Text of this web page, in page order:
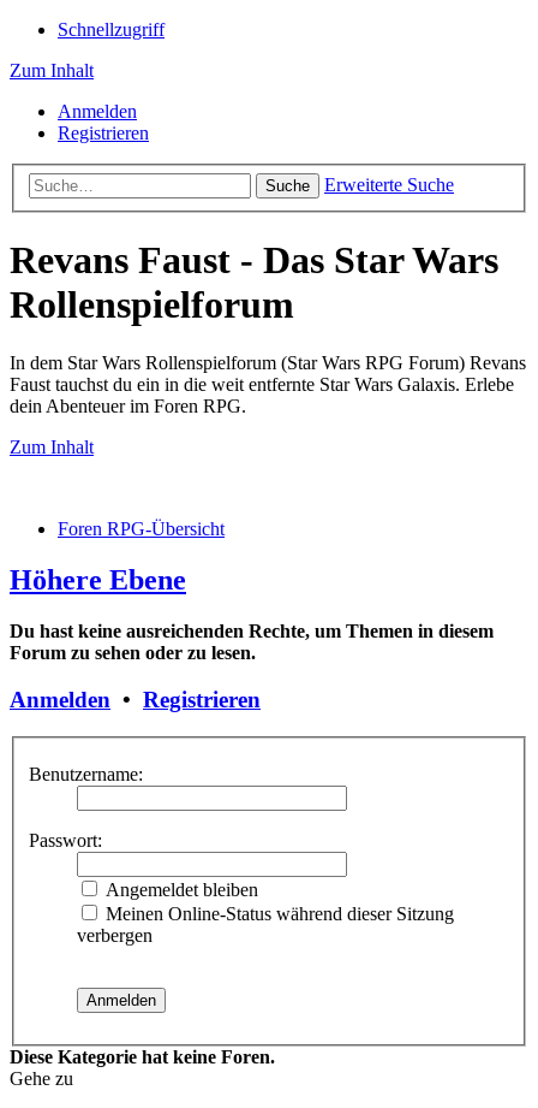
Schnellzugriff
Zum Inhalt
Anmelden
Registrieren
Suche Erweiterte Suche
Revans Faust - Das Star Wars
Rollenspielforum
In dem Star Wars Rollenspielforum (Star Wars RPG Forum) Revans
Faust tauchst du ein in die weit entfernte Star Wars Galaxis. Erlebe
dein Abenteuer im Foren RPG.
Zum Inhalt
Foren RPG-Übersicht
Höhere Ebene
Du hast keine ausreichenden Rechte, um Themen in diesem
Forum zu sehen oder zu lesen.
Anmelden • Registrieren
Benutzername:
Passwort:
Angemeldet bleiben
Meinen Online-Status während dieser Sitzung
verbergen
Diese Kategorie hat keine Foren.
Gehe zu